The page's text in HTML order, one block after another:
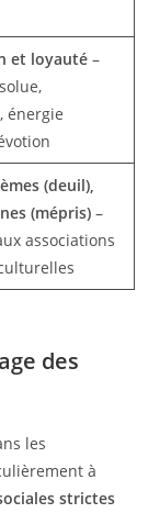
et loyauté –
énergie
(deuil),
(mépris) –
associations
des
les
à
strictes